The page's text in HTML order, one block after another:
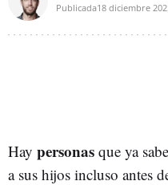
Publicada18 diciembre
Hay personas que ya
a sus hijos incluso antes